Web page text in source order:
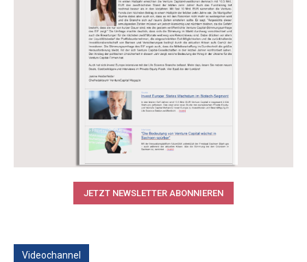
JETZT NEWSLETTER ABONNIEREN
Videochannel